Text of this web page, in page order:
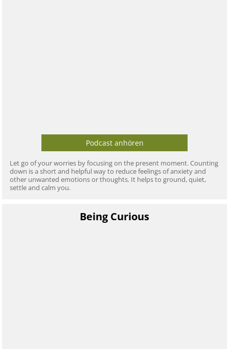
Podcast anhören
Let go of your worries by focusing on the present moment. Counting
down is a short and helpful way to reduce feelings of anxiety and
other unwanted emotions or thoughts. It helps to ground, quiet,
settle and calm you.
Being Curious